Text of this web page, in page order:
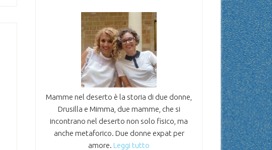
Mamme nel deserto è la storia di due donne,
Drusilla e Mimma, due mamme, che si
incontrano nel deserto non solo fisico, ma
anche metaforico. Due donne expat per
amore. Leggi tutto